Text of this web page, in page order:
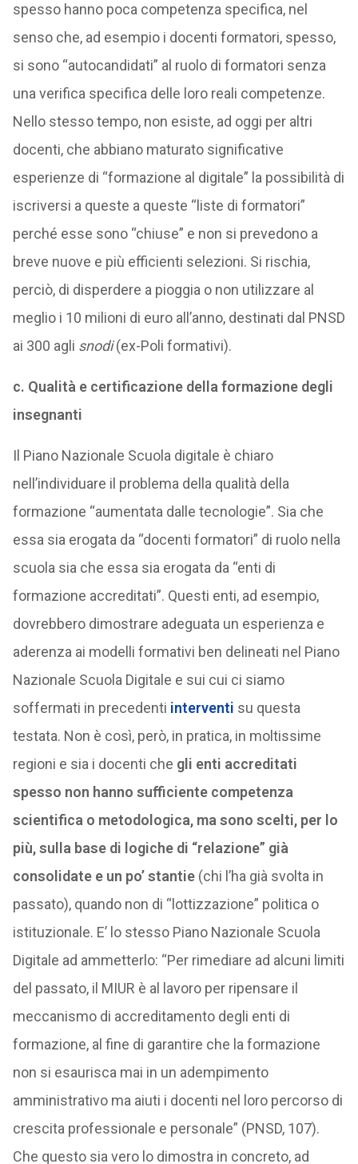
spesso hanno poca competenza specifica, nel
senso che, ad esempio i docenti formatori, spesso,
si sono “autocandidati” al ruolo di formatori senza
una verifica specifica delle loro reali competenze.
Nello stesso tempo, non esiste, ad oggi per altri
docenti, che abbiano maturato significative
esperienze di “formazione al digitale” la possibilità di
iscriversi a queste a queste “liste di formatori”
perché esse sono “chiuse” e non si prevedono a
breve nuove e più efficienti selezioni. Si rischia,
perciò, di disperdere a pioggia o non utilizzare al
meglio i 10 milioni di euro all’anno, destinati dal PNSD
ai 300 agli snodi(ex-Poli formativi).
c. Qualità e certificazione della formazione degli
insegnanti
Il Piano Nazionale Scuola digitale è chiaro
nell’individuare il problema della qualità della
formazione “aumentata dalle tecnologie”. Sia che
essa sia erogata da “docenti formatori” di ruolo nella
scuola sia che essa sia erogata da “enti di
formazione accreditati”. Questi enti, ad esempio,
dovrebbero dimostrare adeguata un esperienza e
aderenza ai modelli formativi ben delineati nel Piano
Nazionale Scuola Digitale e sui cui ci siamo
soffermati in precedenti interventi su questa
testata. Non è così, però, in pratica, in moltissime
regioni e sia i docenti che gli enti accreditati
spesso non hanno sufficiente competenza
scientifica o metodologica, ma sono scelti, per lo
più, sulla base di logiche di “relazione” già
consolidate e un po’ stantie (chi l’ha già svolta in
passato), quando non di “lottizzazione” politica o
istituzionale. E’ lo stesso Piano Nazionale Scuola
Digitale ad ammetterlo: “Per rimediare ad alcuni limiti
del passato, il MIUR è al lavoro per ripensare il
meccanismo di accreditamento degli enti di
formazione, al fine di garantire che la formazione
non si esaurisca mai in un adempimento
amministrativo ma aiuti i docenti nel loro percorso di
crescita professionale e personale” (PNSD, 107).
Che questo sia vero lo dimostra in concreto, ad